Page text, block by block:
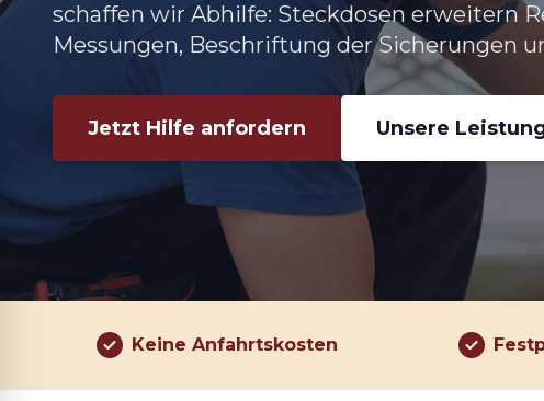
schaffen wir Abhilfe: Steckdosen erweitern
Messungen, Beschriftung der Sicherungen
Jetzt Hilfe anfordern Unsere
Keine Anfahrtskosten